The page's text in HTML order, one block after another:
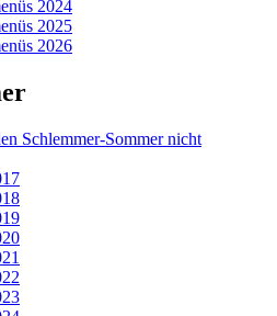
2024
2025
2026
Schlemmer-Sommer nicht